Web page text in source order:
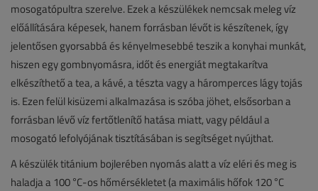
mosogatópultra szerelve. Ezek a készülékek nemcsak meleg víz
előállítására képesek, hanem forrásban lévőt is készítenek, így
jelentősen gyorsabbá és kényelmesebbé teszik a konyhai munkát,
hiszen egy gombnyomásra, időt és energiát megtakarítva
elkészíthető a tea, a kávé, a tészta vagy a háromperces lágy tojás
is. Ezen felül kisüzemi alkalmazása is szóba jöhet, elsősorban a
forrásban lévő víz fertőtlenítő hatása miatt, vagy például a
mosogató lefolyójának tisztításában is segítséget nyújthat.
A készülék titánium bojlerében nyomás alatt a víz eléri és meg is
haladja a 100 °C-os hőmérsékletet (a maximális hőfok 120 °C